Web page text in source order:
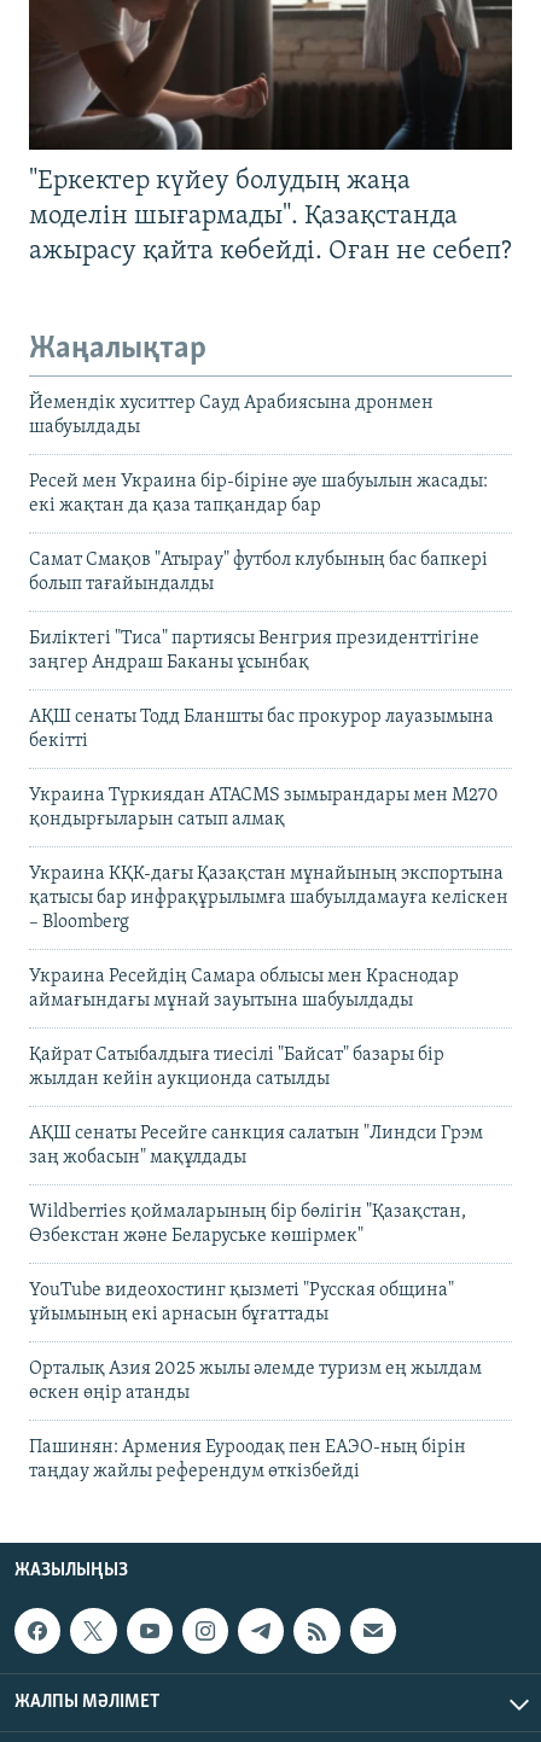
"Еркектер күйеу болудың жаңа
моделін шығармады". Қазақстанда
ажырасу қайта көбейді. Оған не себеп?
Жаңалықтар
Йемендік хуситтер Сауд Арабиясына дронмен
шабуылдады
Ресей мен Украина бір-біріне әуе шабуылын жасады:
екі жақтан да қаза тапқандар бар
Самат Смақов "Атырау" футбол клубының бас бапкері
болып тағайындалды
Биліктегі "Тиса" партиясы Венгрия президенттігіне
заңгер Андраш Баканы ұсынбақ
АҚШ сенаты Тодд Бланшты бас прокурор лауазымына
бекітті
Украина Түркиядан ATACMS зымырандары мен M270
қондырғыларын сатып алмақ
Украина КҚК-дағы Қазақстан мұнайының экспортына
қатысы бар инфрақұрылымға шабуылдамауға келіскен
– Bloomberg
Украина Ресейдің Самара облысы мен Краснодар
аймағындағы мұнай зауытына шабуылдады
Қайрат Сатыбалдыға тиесілі "Байсат" базары бір
жылдан кейін аукционда сатылды
АҚШ сенаты Ресейге санкция салатын "Линдси Грэм
заң жобасын" мақұлдады
Wildberries қоймаларының бір бөлігін "Қазақстан,
Өзбекстан және Беларуське көшірмек"
YouTube видеохостинг қызметі "Русская община"
ұйымының екі арнасын бұғаттады
Орталық Азия 2025 жылы әлемде туризм ең жылдам
өскен өңір атанды
Пашинян: Армения Еуроодақ пен ЕАЭО-ның бірін
таңдау жайлы референдум өткізбейді
ЖАЗЫЛЫҢЫЗ
ЖАЛПЫ МӘЛІМЕТ